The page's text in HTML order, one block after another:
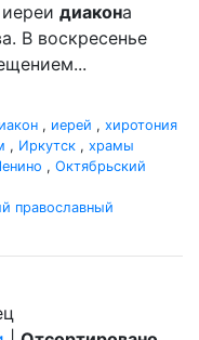
диакона
В воскресенье
, иерей , хиротония
, Иркутск , храмы
, Октябрьский
православный